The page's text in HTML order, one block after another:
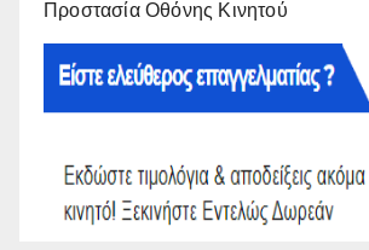
Προστασία Οθόνης Κινητού